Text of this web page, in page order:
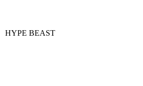
HYPE BEAST